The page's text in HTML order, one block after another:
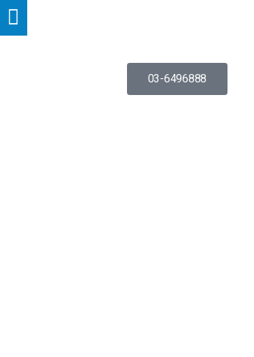
03-6496888